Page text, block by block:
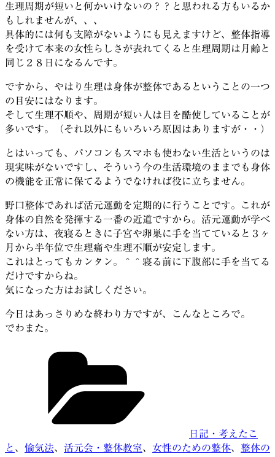
生理周期が短いと何かいけないの？？と思われる方もいるか
もしれませんが、、、
具体的には何も支障がないようにも見えますけど、整体指導
を受けて本来の女性らしさが表れてくると生理周期は月齢と
同じ２８日になるんです。
ですから、やはり生理は身体が整体であるということの一つ
の目安にはなります。
そして生理不順や、周期が短い人は目を酷使していることが
多いです。（それ以外にもいろいろ原因はありますが・・）
とはいっても、パソコンもスマホも使わない生活というのは
現実味がないですし、そういう今の生活環境のままでも身体
の機能を正常に保てるようでなければ役に立ちません。
野口整体であれば活元運動を定期的に行うことです。これが
身体の自然を発揮する一番の近道ですから。活元運動が学べ
ない方は、夜寝るときに子宮や卵巣に手を当てていると３ヶ
月から半年位で生理痛や生理不順が安定します。
これはとってもカンタン。＾＾寝る前に下腹部に手を当てる
だけですからね。
気になった方はお試しください。
今日はあっさりめな終わり方ですが、こんなところで。
でわまた。
日記・考えたこ
と 、 愉気法、 活元会・整体教室、 女性のための整体、 整体の